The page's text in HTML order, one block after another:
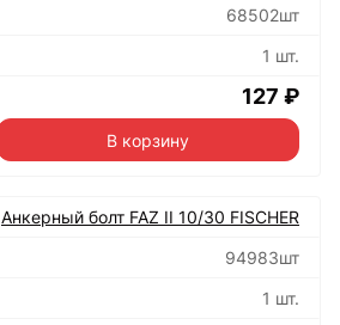
68502шт
1 шт.
127 ₽
В корзину
Анкерный болт FAZ II 10/30 FISCHER
94983шт
1 шт.